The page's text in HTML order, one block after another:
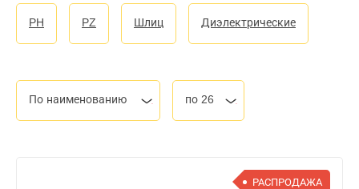
PH PZ Шлиц Диэлектрические
По наименованию по 26
РАСПРОДАЖА